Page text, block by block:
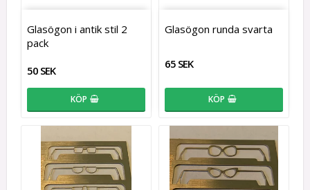
Glasögon i antik stil 2
pack
50 SEK
KÖP
Glasögon runda svarta
65 SEK
KÖP